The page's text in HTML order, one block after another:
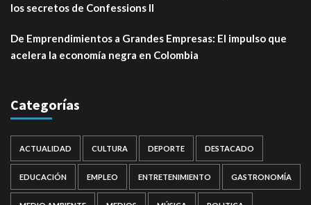
los secretos de Confessions II
De Emprendimientos a Grandes Empresas: El impulso que
acelera la economía negra en Colombia
Categorías
ACTUALIDAD CULTURA DEPORTE DESTACADO
EDUCACIÓN EMPLEO ENTRETENIMIENTO GASTRONOMÍA